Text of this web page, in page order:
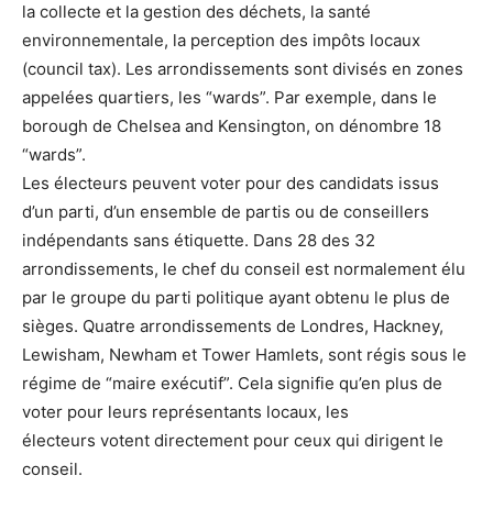
la collecte et la gestion des déchets, la santé
environnementale, la perception des impôts locaux
(council tax). Les arrondissements sont divisés en zones
appelées quartiers, les “wards”. Par exemple, dans le
borough de Chelsea and Kensington, on dénombre 18
“wards”.
Les électeurs peuvent voter pour des candidats issus
d’un parti, d’un ensemble de partis ou de conseillers
indépendants sans étiquette. Dans 28 des 32
arrondissements, le chef du conseil est normalement élu
par le groupe du parti politique ayant obtenu le plus de
sièges. Quatre arrondissements de Londres, Hackney,
Lewisham, Newham et Tower Hamlets, sont régis sous le
régime de “maire exécutif”. Cela signifie qu’en plus de
voter pour leurs représentants locaux, les
électeurs votent directement pour ceux qui dirigent le
conseil.